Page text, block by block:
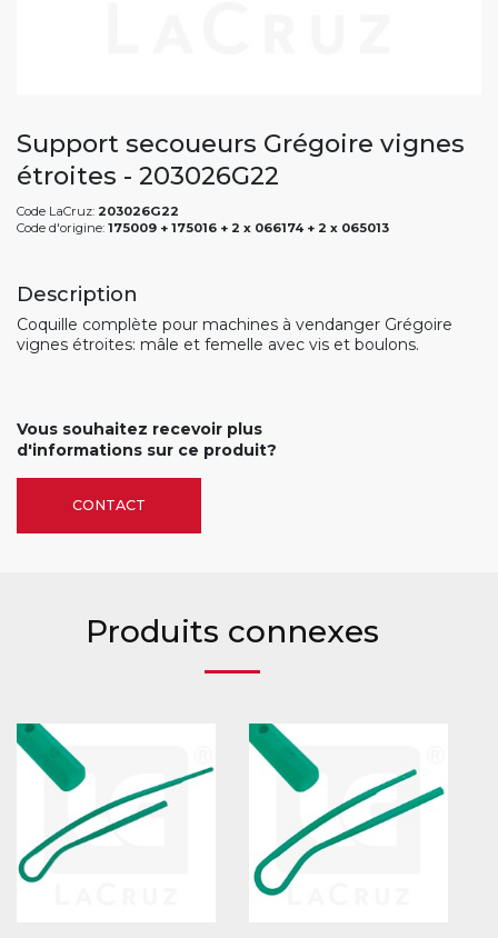
Support secoueurs Grégoire vignes
étroites - 203026G22
Code LaCruz: 203026G22
Code d'origine: 175009 + 175016 + 2 x 066174 + 2 x 065013
Description
Coquille complète pour machines à vendanger Grégoire
vignes étroites: mâle et femelle avec vis et boulons.
Vous souhaitez recevoir plus
d'informations sur ce produit?
CONTACT
Produits connexes